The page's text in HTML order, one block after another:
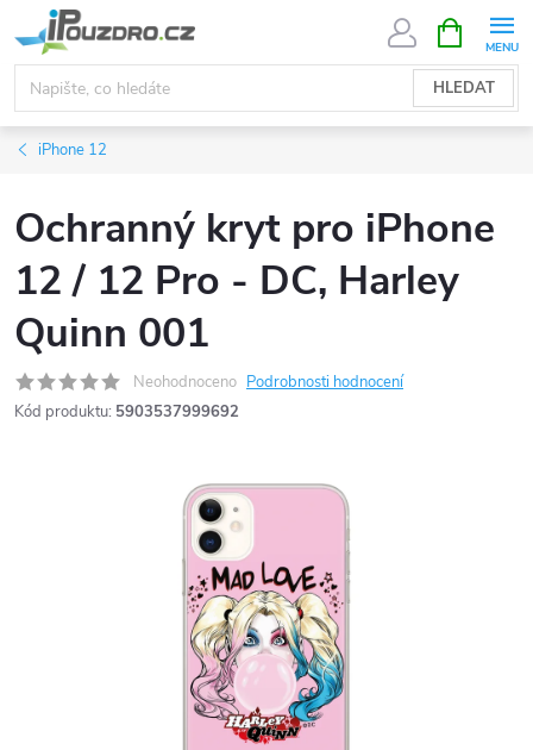
na
obsah
HLEDAT
NÁKUPNÍ
KOŠÍK
iPhone 12
Ochranný kryt pro iPhone
12 / 12 Pro - DC, Harley
Quinn 001
Neohodnoceno Podrobnosti hodnocení
Kód produktu: 5903537999692